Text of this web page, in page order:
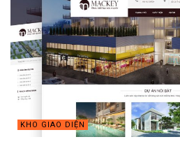
KHO GIAO DIỆN